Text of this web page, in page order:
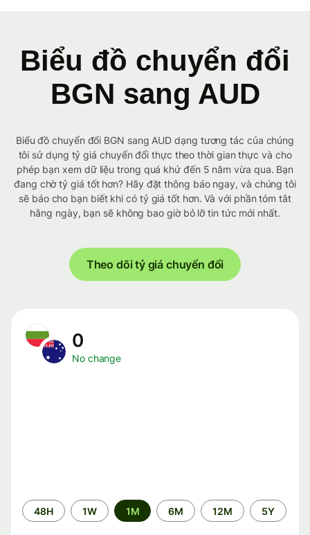
Biểu đồ chuyển đổi
BGN sang AUD
Biểu đồ chuyển đổi BGN sang AUD dạng tương tác của chúng
tôi sử dụng tỷ giá chuyển đổi thực theo thời gian thực và cho
phép bạn xem dữ liệu trong quá khứ đến 5 năm vừa qua. Bạn
đang chờ tỷ giá tốt hơn? Hãy đặt thông báo ngay, và chúng tôi
sẽ báo cho bạn biết khi có tỷ giá tốt hơn. Và với phần tóm tắt
hằng ngày, bạn sẽ không bao giờ bỏ lỡ tin tức mới nhất.
Theo dõi tỷ giá chuyển đổi
0
No change
Time
period
48H 1W 1M 6M 12M 5Y